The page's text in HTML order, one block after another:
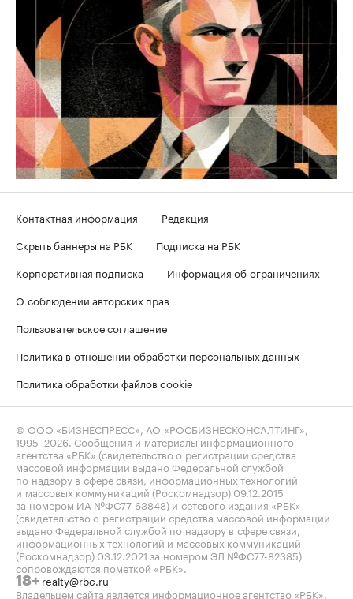
Контактная информация
Редакция
Скрыть баннеры на РБК
Подписка на РБК
Корпоративная подписка
Информация об ограничениях
О соблюдении авторских прав
Пользовательское соглашение
Политика в отношении обработки персональных данных
Политика обработки файлов cookie
© ООО «БИЗНЕСПРЕСС», АО «РОСБИЗНЕСКОНСАЛТИНГ»,
1995–2026 . Сообщения и материалы информационного
агентства «РБК» (свидетельство о регистрации средства
массовой информации выдано Федеральной службой
по надзору в сфере связи, информационных технологий
и массовых коммуникаций (Роскомнадзор) 09.12.2015
за номером ИА №ФС77-63848) и сетевого издания «РБК»
(свидетельство о регистрации средства массовой информации
выдано Федеральной службой по надзору в сфере связи,
информационных технологий и массовых коммуникаций
(Роскомнадзор) 03.12.2021 за номером ЭЛ №ФС77-82385)
сопровождаются пометкой «РБК».
18+ realty@rbc.ru
Владельцем сайта является информационное агентство «РБК».